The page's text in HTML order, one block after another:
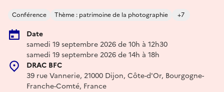
Conférence Thème : patrimoine de la photographie +7
Date
samedi 19 septembre 2026 de 10h à 12h30
samedi 19 septembre 2026 de 14h à 18h
DRAC BFC
39 rue Vannerie, 21000 Dijon, Côte-d'Or, Bourgogne-
Franche-Comté, France